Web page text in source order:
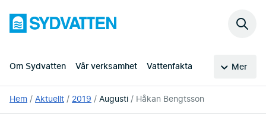
huvudinnehållet
Sydvatten
Om Sydvatten Vår verksamhet Vattenfakta Mer
Sök
Du
är
Hem Aktuellt 2019 Augusti Håkan Bengtsson